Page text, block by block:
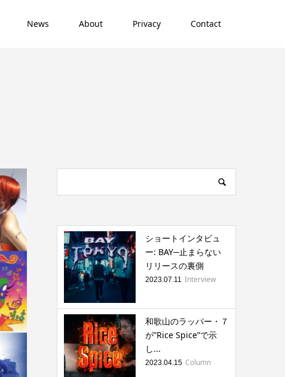
News About Privacy Contact
ショートインタビュ
ー: BAY─止まらない
リリースの裏側
2023.07.11 Interview
和歌山のラッパー・７
が”Rice Spice”で示
し...
2023.04.15 Column